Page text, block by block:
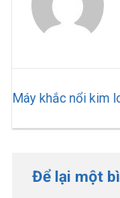
Máy khắc nổi kim
Để lại một